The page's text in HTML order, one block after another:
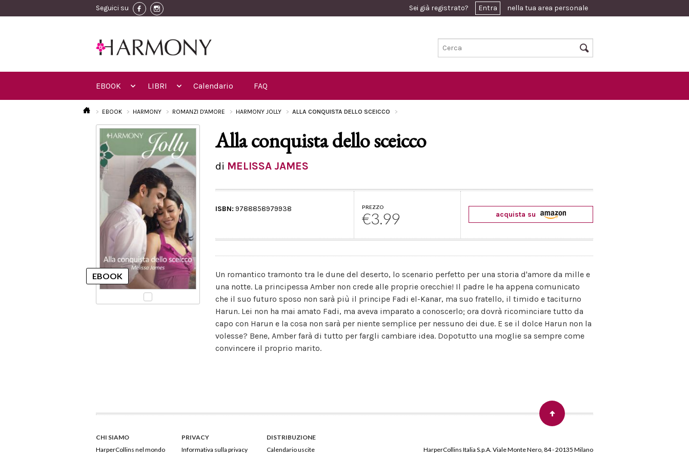
Seguici su Sei già registrato? Entra nella tua area personale
EBOOK LIBRI Calendario FAQ
EBOOK HARMONY ROMANZI D'AMORE HARMONY JOLLY ALLA CONQUISTA DELLO SCEICCO
Alla conquista dello sceicco
di MELISSA JAMES
ISBN: 9788858979938 PREZZO
€3.99 acquista su
Un romantico tramonto tra le dune del deserto, lo scenario perfetto per una storia d'amore da mille e
una notte. La principessa Amber non crede alle proprie orecchie! Il padre le ha appena comunicato
che il suo futuro sposo non sarà più il principe Fadi el-Kanar, ma suo fratello, il timido e taciturno
Harun. Lei non ha mai amato Fadi, ma aveva imparato a conoscerlo; ora dovrà ricominciare tutto da
capo con Harun e la cosa non sarà per niente semplice per nessuno dei due. E se il dolce Harun non la
volesse? Bene, Amber farà di tutto per fargli cambiare idea. Dopotutto una moglie sa sempre come
convincere il proprio marito.
CHI SIAMO
HarperCollins nel mondo
PRIVACY
Informativa sulla privacy
DISTRIBUZIONE
Calendario uscite
HarperCollins Italia S.p.A. Viale Monte Nero, 84 - 20135 Milano